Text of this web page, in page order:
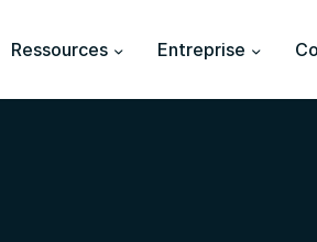
Ressources Entreprise